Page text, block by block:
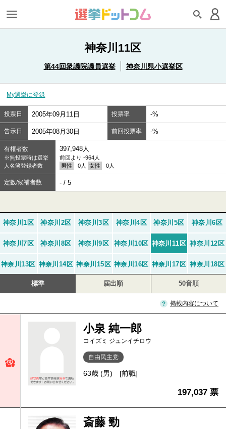
神奈川11区
第44回衆議院議員選挙 神奈川県小選挙区
My選挙に登録
投票日 2005年09月11日 投票率 -%
告示日 2005年08月30日 前回投票率 -%
有権者数
※無投票時は選挙
人名簿登録者数
397,948人
前回より -964人
男性
0人 女性 0人
定数/候補者数 - / 5
神奈川1区 神奈川2区 神奈川3区 神奈川4区 神奈川5区 神奈川6区
神奈川7区 神奈川8区 神奈川9区 神奈川10区 神奈川11区 神奈川12区
神奈川13区 神奈川14区 神奈川15区 神奈川16区 神奈川17区 神奈川18区
標準 届出順 50音順
掲載内容について
小泉 純一郎
コイズミ ジュンイチロウ
自由民主党
63歳 (男) [前職]
197,037 票
斎藤 勁